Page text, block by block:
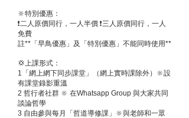
🔆特別優惠：
❗️二人原價同行，一人半價 ❗️三人原價同行，一人
免費
註**「早鳥優惠」及「特別優惠」不能同時使用**
💢上課形式：
1「網上網下同步課堂」（網上實時課除外）🔆設
有課堂錄影重溫
2 哲行者社群 🔆 在Whatsapp Group 與大家共同
談論哲學
3 自由參與每月「哲道導修課」🔆與老師和一眾